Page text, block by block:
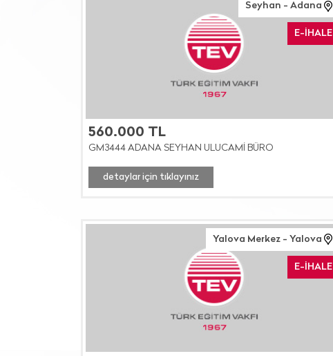
Seyhan - Adana
E-İHALE
560.000 TL
GM3444 ADANA SEYHAN ULUCAMİ BÜRO
detaylar için tıklayınız
Yalova Merkez - Yalova
E-İHALE